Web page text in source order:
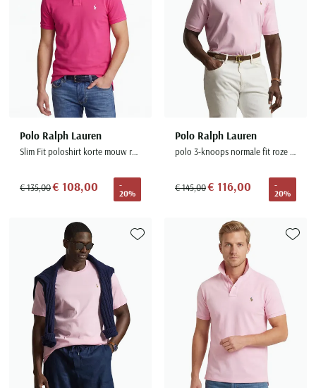
Polo Ralph Lauren
Slim Fit poloshirt korte mouw roze
€ 135,00€ 108,00
-
20%
Polo Ralph Lauren
polo 3-knoops normale fit roze effen katoen
€ 145,00€ 116,00
-
20%
Toevoegen aan favorieten